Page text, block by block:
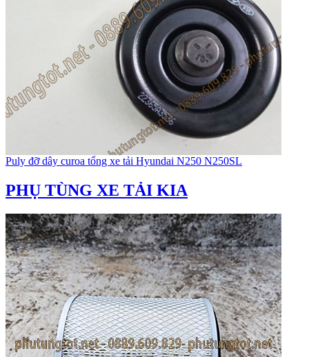
Puly đỡ dây curoa tổng xe tải Hyundai N250 N250SL
PHỤ TÙNG XE TẢI KIA